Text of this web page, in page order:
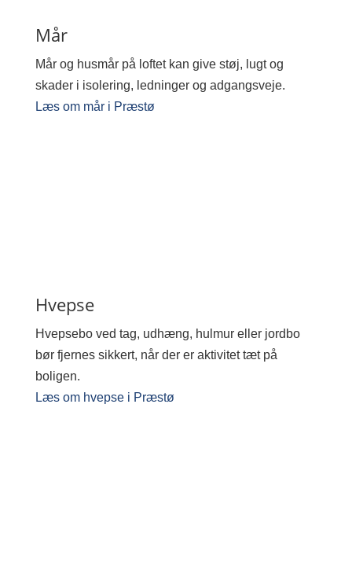
Mår
Mår og husmår på loftet kan give støj, lugt og
skader i isolering, ledninger og adgangsveje.
Læs om mår i Præstø
Hvepse
Hvepsebo ved tag, udhæng, hulmur eller jordbo
bør fjernes sikkert, når der er aktivitet tæt på
boligen.
Læs om hvepse i Præstø